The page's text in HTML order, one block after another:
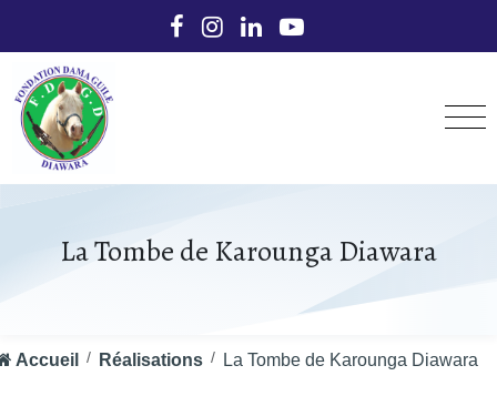
La Tombe de Karounga Diawara
Accueil Réalisations La Tombe de Karounga Diawara